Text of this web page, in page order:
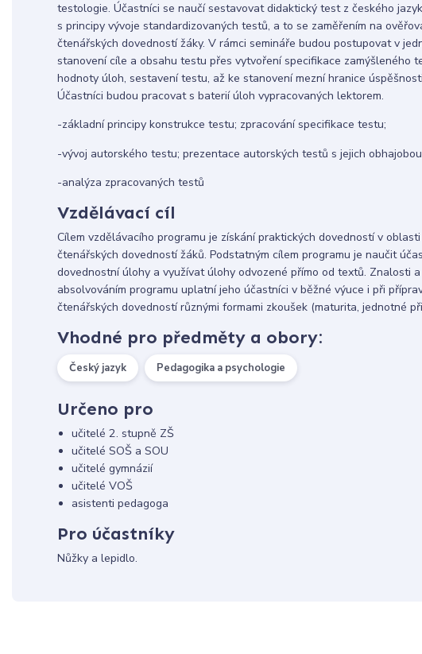
testologie. Účastníci se naučí sestavovat didaktický test z českého
s principy vývoje standardizovaných testů, a to se zaměřením na
čtenářských dovedností žáky. V rámci semináře budou postupovat v
stanovení cíle a obsahu testu přes vytvoření specifikace zamýšleného
hodnoty úloh, sestavení testu, až ke stanovení mezní hranice
Účastníci budou pracovat s baterií úloh vypracovaných lektorem.
-základní principy konstrukce testu; zpracování specifikace testu;
-vývoj autorského testu; prezentace autorských testů s jejich
-analýza zpracovaných testů
Vzdělávací cíl
Cílem vzdělávacího programu je získání praktických dovedností v
čtenářských dovedností žáků. Podstatným cílem programu je naučit
dovednostní úlohy a využívat úlohy odvozené přímo od textů. Znalosti
absolvováním programu uplatní jeho účastníci v běžné výuce i při
čtenářských dovedností různými formami zkoušek (maturita, jednotné
Vhodné pro předměty a obory:
Český jazyk Pedagogika a psychologie
Určeno pro
učitelé 2. stupně ZŠ
učitelé SOŠ a SOU
učitelé gymnázií
učitelé VOŠ
asistenti pedagoga
Pro účastníky
Nůžky a lepidlo.